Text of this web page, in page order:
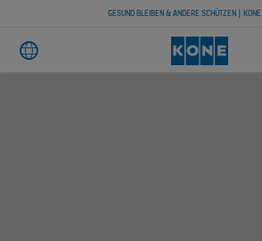
GESUND BLEIBEN & ANDERE SCHÜTZEN | KONE